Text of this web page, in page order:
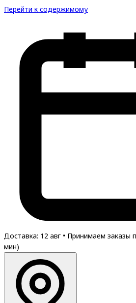
Перейти к содержимому
Доставка: 12 авг • Принимаем заказы
мин)